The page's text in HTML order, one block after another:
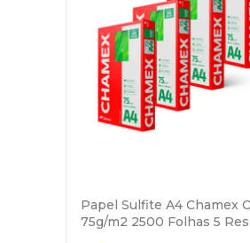
Papel Sulfite A4 Chamex
75g/m2 2500 Folhas 5